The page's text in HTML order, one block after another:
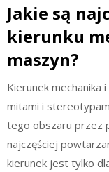
Jakie są
kierunku
maszyn?
Kierunek
mitami i
tego obszaru przez
najczęściej
kierunek jest tylko